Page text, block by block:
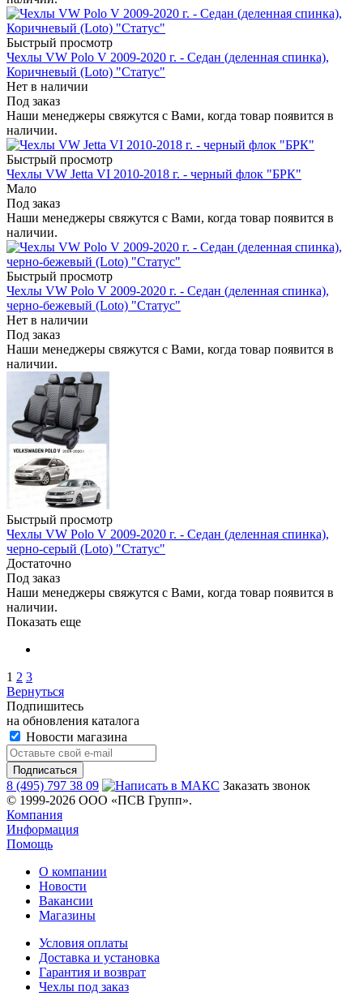
Быстрый просмотр
Чехлы VW Polo V 2009-2020 г. - Седан (деленная спинка),
Коричневый (Loto) "Статус"
Нет в наличии
Под заказ
Наши менеджеры свяжутся с Вами, когда товар появится в
наличии.
Быстрый просмотр
Чехлы VW Jetta VI 2010-2018 г. - черный флок "БРК"
Мало
Под заказ
Наши менеджеры свяжутся с Вами, когда товар появится в
наличии.
Быстрый просмотр
Чехлы VW Polo V 2009-2020 г. - Седан (деленная спинка),
черно-бежевый (Loto) "Статус"
Нет в наличии
Под заказ
Наши менеджеры свяжутся с Вами, когда товар появится в
наличии.
Быстрый просмотр
Чехлы VW Polo V 2009-2020 г. - Седан (деленная спинка),
черно-серый (Loto) "Статус"
Достаточно
Под заказ
Наши менеджеры свяжутся с Вами, когда товар появится в
наличии.
Показать еще
1 2 3
Вернуться
Подпишитесь
на обновления каталога
Новости магазина
8 (495) 797 38 09
Заказать звонок
© 1999-2026 ООО «ПСВ Групп».
Компания
Информация
Помощь
О компании
Новости
Вакансии
Магазины
Условия оплаты
Доставка и установка
Гарантия и возврат
Чехлы под заказ